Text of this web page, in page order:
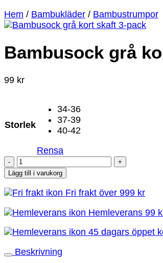
Hem / Bambukläder / Bambustrumpor
Bambusock grå
99 kr
Storlek
34-36
37-39
40-42
Rensa
Bambusock
grå
skaft
pack
Lägg till i varukorg
Fri frakt över 999 kr
Hemleverans 99
45 dagars öppet
Beskrivning